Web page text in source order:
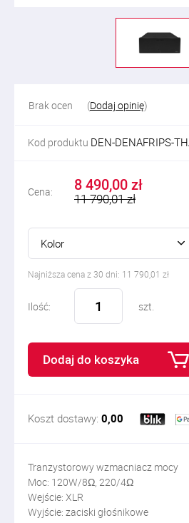
Brak ocen (Dodaj opinię)
Kod produktu DEN-DENAFRIPS-
Cena: 8 490,00 zł
11 790,01 zł
Kolor
Najniższa cena z 30 dni: 11 790,01 zł
Ilość: szt.
Dodaj do koszyka
Koszt dostawy: 0,00
Tranzystorowy wzmacniacz mocy
Moc: 120W/8Ω, 220/4Ω
Wejście: XLR
Wyjście: zaciski głośnikowe